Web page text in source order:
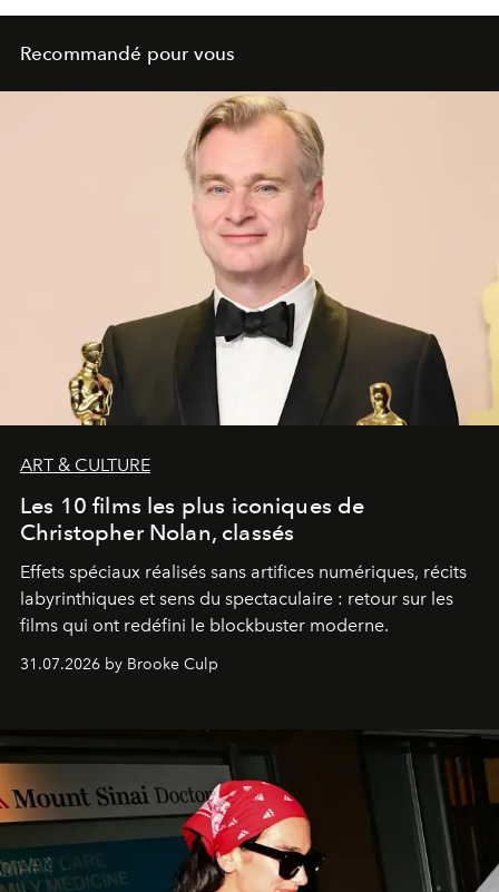
Recommandé pour vous
ART & CULTURE
Les 10 films les plus iconiques de
Christopher Nolan, classés
Effets spéciaux réalisés sans artifices numériques, récits
labyrinthiques et sens du spectaculaire : retour sur les
films qui ont redéfini le blockbuster moderne.
31.07.2026 by Brooke Culp